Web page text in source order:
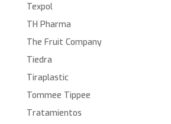
Texpol
TH Pharma
The Fruit Company
Tiedra
Tiraplastic
Tommee Tippee
Tratamientos